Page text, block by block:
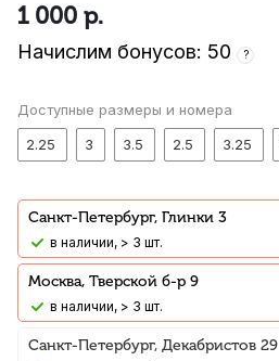
1 000 р.
Начислим бонусов: 50 ?
Доступные размеры и номера
2.25
3 3.5 2.5 3.25
Санкт-Петербург, Глинки 3
В наличии, > 3 шт.
Москва, Тверской б-р 9
В наличии, > 3 шт.
Санкт-Петербург, Декабристов 29